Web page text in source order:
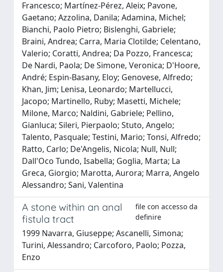
Francesco; Martínez-Pérez, Aleix; Pavone,
Gaetano; Azzolina, Danila; Adamina, Michel;
Bianchi, Paolo Pietro; Bislenghi, Gabriele;
Braini, Andrea; Carra, Maria Clotilde; Celentano,
Valerio; Coratti, Andrea; Da Pozzo, Francesca;
De Nardi, Paola; De Simone, Veronica; D'Hoore,
André; Espin-Basany, Eloy; Genovese, Alfredo;
Khan, Jim; Lenisa, Leonardo; Martellucci,
Jacopo; Martinello, Ruby; Masetti, Michele;
Milone, Marco; Naldini, Gabriele; Pellino,
Gianluca; Sileri, Pierpaolo; Stuto, Angelo;
Talento, Pasquale; Testini, Mario; Tonsi, Alfredo;
Ratto, Carlo; De'Angelis, Nicola; Null, Null;
Dall'Oco Tundo, Isabella; Goglia, Marta; La
Greca, Giorgio; Marotta, Aurora; Marra, Angelo
Alessandro; Sani, Valentina
A stone within an anal
fistula tract
file con accesso da
definire
1999 Navarra, Giuseppe; Ascanelli, Simona;
Turini, Alessandro; Carcoforo, Paolo; Pozza,
Enzo